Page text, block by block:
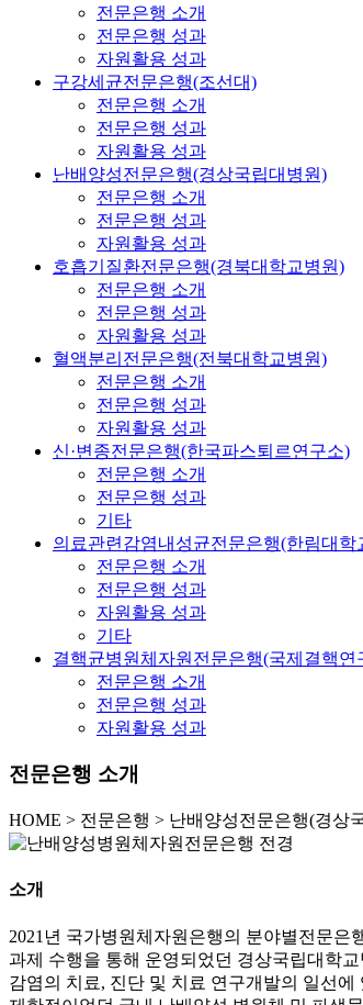
전문은행 소개
전문은행 성과
자원활용 성과
구강세균전문은행(조선대)
전문은행 소개
전문은행 성과
자원활용 성과
난배양성전문은행(경상국립대병원)
전문은행 소개
전문은행 성과
자원활용 성과
호흡기질환전문은행(경북대학교병원)
전문은행 소개
전문은행 성과
자원활용 성과
혈액분리전문은행(전북대학교병원)
전문은행 소개
전문은행 성과
자원활용 성과
신·변종전문은행(한국파스퇴르연구소)
전문은행 소개
전문은행 성과
기타
의료관련감염내성균전문은행(한림대학
전문은행 소개
전문은행 성과
자원활용 성과
기타
결핵균병원체자원전문은행(국제결핵연
전문은행 소개
전문은행 성과
자원활용 성과
전문은행 소개
HOME > 전문은행 > 난배양성전문은행(경상
소개
2021년 국가병원체자원은행의 분야별전문
과제 수행을 통해 운영되었던 경상국립대학
감염의 치료, 진단 및 치료 연구개발의 일선